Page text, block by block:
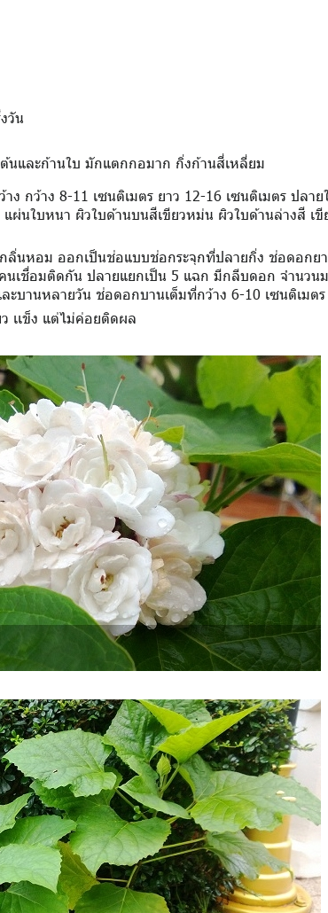
วัน
และก้านใบ มักแตกกอมาก กิ่งก้านสี่เหลี่ยม
าง กว้าง 8-11 เซนติเมตร ยาว 12-16 เซนติเมตร ปล
นใบหนา ผิวใบด้านบนสีเขียวหม่น ผิวใบด้านล่างสี เ
นหอม ออกเป็นช่อแบบช่อกระจุกที่ปลายกิ่ง ช่อดอกยา
นเชื่อมติดกัน ปลายแยกเป็น 5 แฉก มีกลีบดอก จำนว
บานหลายวัน ช่อดอกบานเต็มที่กว้าง 6-10 เซนติเมตร
เเข็ง แต่ไม่ค่อยติดผล